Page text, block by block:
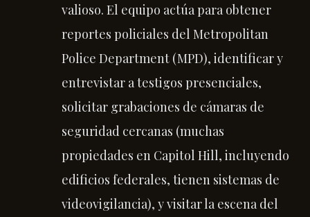
valioso. El equipo actúa para obtener
reportes policiales del Metropolitan
Police Department (MPD), identificar y
entrevistar a testigos presenciales,
solicitar grabaciones de cámaras de
seguridad cercanas (muchas
propiedades en Capitol Hill, incluyendo
edificios federales, tienen sistemas de
videovigilancia), y visitar la escena del